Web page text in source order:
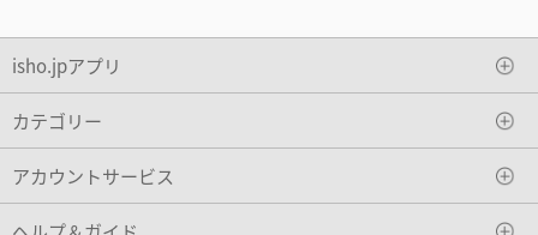
isho.jpアプリ
カテゴリー
アカウントサービス